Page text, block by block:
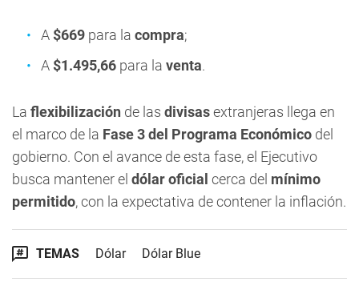
A $669 para la compra;
A $1.495,66 para la venta.
La flexibilización de las divisasextranjeras llega en
el marco de la Fase 3 del Programa Económico del
gobierno. Con el avance de esta fase, el Ejecutivo
busca mantener el dólar oficial cerca del mínimo
permitido, con la expectativa de contener la inflación.
TEMAS Dólar Dólar Blue